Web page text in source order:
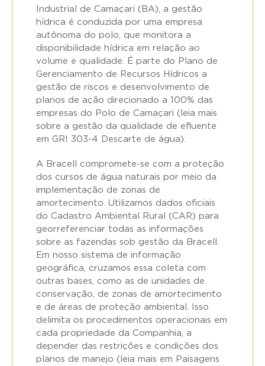
Industrial de Camaçari (BA), a gestão
hídrica é conduzida por uma empresa
autônoma do polo, que monitora a
disponibilidade hídrica em relação ao
volume e qualidade. É parte do Plano de
Gerenciamento de Recursos Hídricos a
gestão de riscos e desenvolvimento de
planos de ação direcionado a 100% das
empresas do Polo de Camaçari (leia mais
sobre a gestão da qualidade de efluente
em GRI 303-4 Descarte de água).
A Bracell compromete-se com a proteção
dos cursos de água naturais por meio da
implementação de zonas de
amortecimento. Utilizamos dados oficiais
do Cadastro Ambiental Rural (CAR) para
georreferenciar todas as informações
sobre as fazendas sob gestão da Bracell.
Em nosso sistema de informação
geográfica, cruzamos essa coleta com
outras bases, como as de unidades de
conservação, de zonas de amortecimento
e de áreas de proteção ambiental. Isso
delimita os procedimentos operacionais em
cada propriedade da Companhia, a
depender das restrições e condições dos
planos de manejo (leia mais em
Paisagens